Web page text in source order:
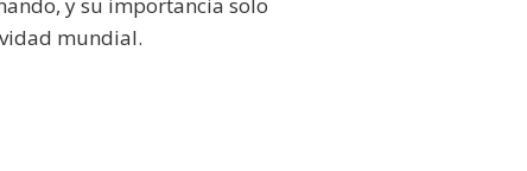
y su importancia solo
mundial.